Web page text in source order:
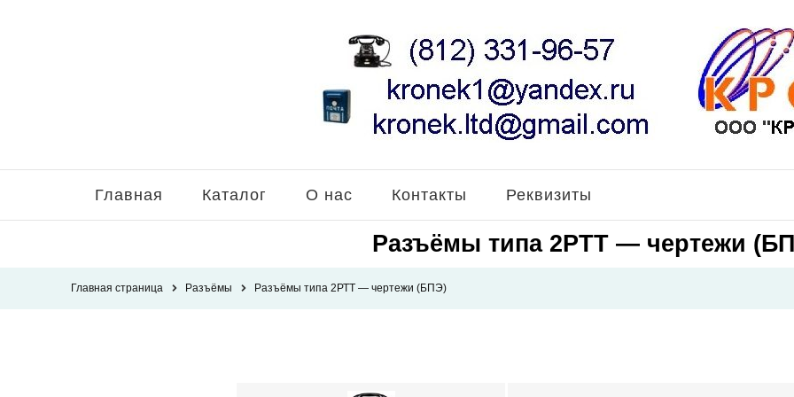
Главная Каталог О нас Контакты Реквизиты
Разъёмы типа 2РТТ — чертежи
Главная страница Разъёмы Разъёмы типа 2РТТ — чертежи (БПЭ)